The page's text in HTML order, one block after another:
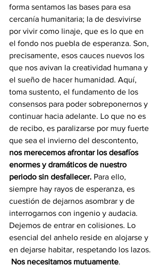
forma sentamos las bases para esa
cercanía humanitaria; la de desvivirse
por vivir como linaje, que es lo que en
el fondo nos puebla de esperanza. Son,
precisamente, esos cauces nuevos los
que nos avivan la creatividad humana y
el sueño de hacer humanidad. Aquí,
toma sustento, el fundamento de los
consensos para poder sobreponernos y
continuar hacia adelante. Lo que no es
de recibo, es paralizarse por muy fuerte
que sea el invierno del descontento,
nos merecemos afrontar los desafíos
enormes y dramáticos de nuestro
periodo sin desfallecer. Para ello,
siempre hay rayos de esperanza, es
cuestión de dejarnos asombrar y de
interrogarnos con ingenio y audacia.
Dejemos de entrar en colisiones. Lo
esencial del anhelo reside en alojarse y
en dejarse habitar, respetando los lazos.
Nos necesitamos mutuamente.